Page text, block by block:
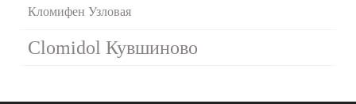
Кломифен Узловая
Clomidol Кувшиново